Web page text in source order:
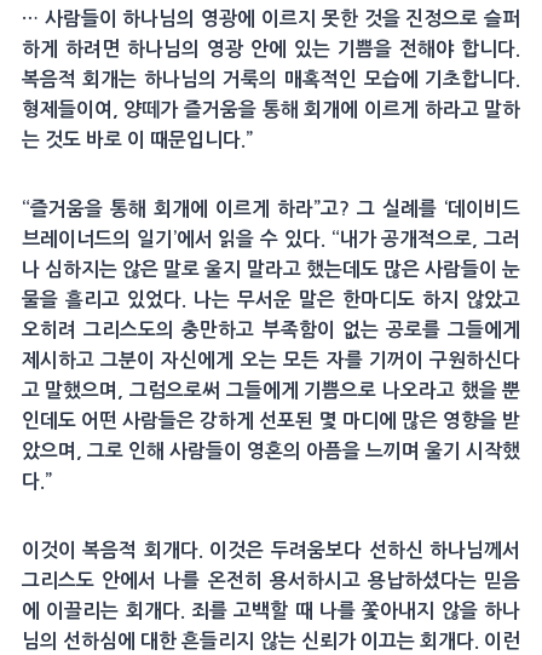
… 사람들이 하나님의 영광에 이르지 못한 것을 진정으로 슬퍼
하게 하려면 하나님의 영광 안에 있는 기쁨을 전해야 합니다.
복음적 회개는 하나님의 거룩의 매혹적인 모습에 기초합니다.
형제들이여, 양떼가 즐거움을 통해 회개에 이르게 하라고 말하
는 것도 바로 이 때문입니다.”
“즐거움을 통해 회개에 이르게 하라”고? 그 실례를 ‘데이비드
브레이너드의 일기’에서 읽을 수 있다. “내가 공개적으로, 그러
나 심하지는 않은 말로 울지 말라고 했는데도 많은 사람들이 눈
물을 흘리고 있었다. 나는 무서운 말은 한마디도 하지 않았고
오히려 그리스도의 충만하고 부족함이 없는 공로를 그들에게
제시하고 그분이 자신에게 오는 모든 자를 기꺼이 구원하신다
고 말했으며, 그럼으로써 그들에게 기쁨으로 나오라고 했을 뿐
인데도 어떤 사람들은 강하게 선포된 몇 마디에 많은 영향을 받
았으며, 그로 인해 사람들이 영혼의 아픔을 느끼며 울기 시작했
다.”
이것이 복음적 회개다. 이것은 두려움보다 선하신 하나님께서
그리스도 안에서 나를 온전히 용서하시고 용납하셨다는 믿음
에 이끌리는 회개다. 죄를 고백할 때 나를 쫓아내지 않을 하나
님의 선하심에 대한 흔들리지 않는 신뢰가 이끄는 회개다. 이런